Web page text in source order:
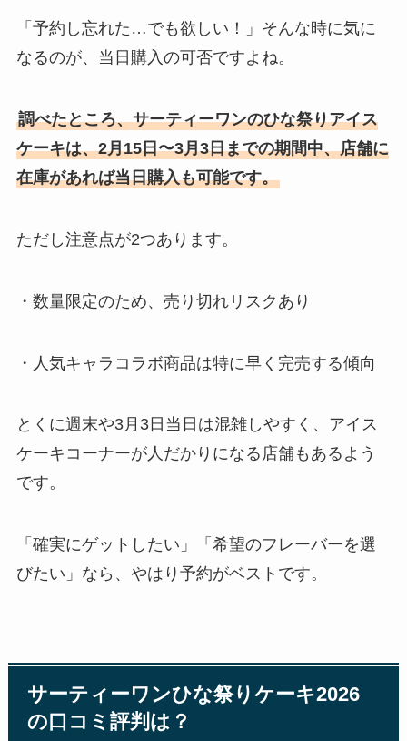
「予約し忘れた…でも欲しい！」そんな時に気に
なるのが、当日購入の可否ですよね。
調べたところ、サーティーワンのひな祭りアイス
ケーキは、2月15日〜3月3日までの期間中、店舗に
在庫があれば当日購入も可能です。
ただし注意点が2つあります。
・数量限定のため、売り切れリスクあり
・人気キャラコラボ商品は特に早く完売する傾向
とくに週末や3月3日当日は混雑しやすく、アイス
ケーキコーナーが人だかりになる店舗もあるよう
です。
「確実にゲットしたい」「希望のフレーバーを選
びたい」なら、やはり予約がベストです。
サーティーワンひな祭りケーキ2026
の口コミ評判は？